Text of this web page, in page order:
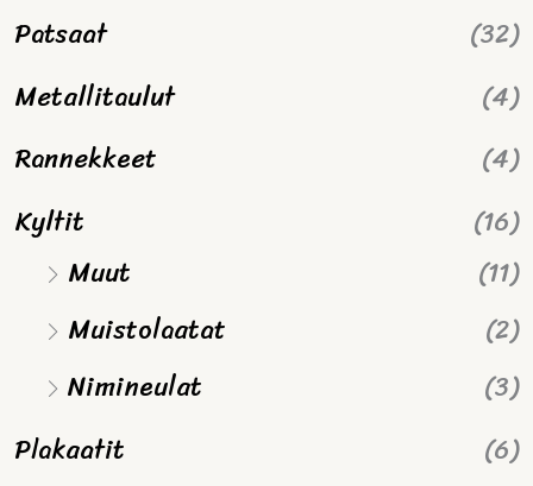
Patsaat
(32)
Metallitaulut
(4)
Rannekkeet
(4)
Kyltit
(16)
Muut
(11)
Muistolaatat
(2)
Nimineulat
(3)
Plakaatit
(6)